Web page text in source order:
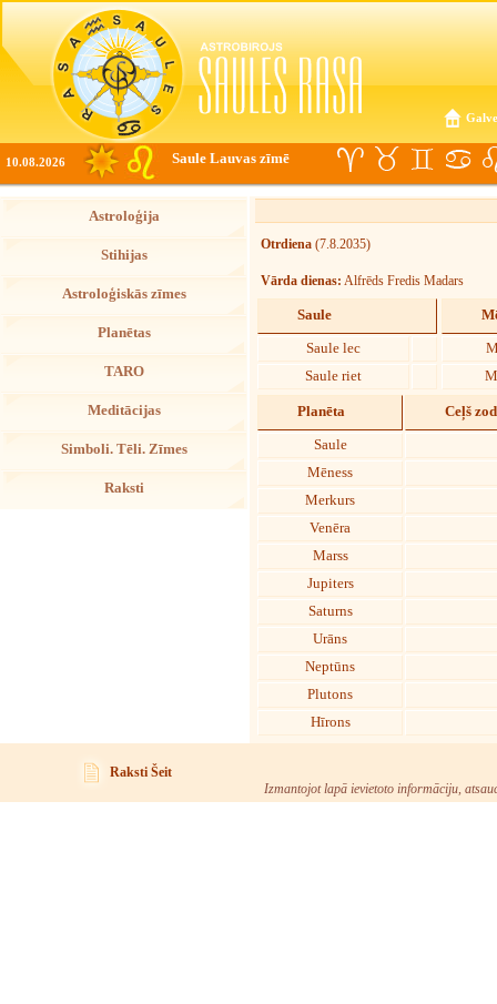
10.08.2026 Saule Lauvas zīmē
Astroloģija
Stihijas
Astroloģiskās zīmes
Planētas
TARO
Meditācijas
Simboli. Tēli. Zīmes
Raksti
Otrdiena (7.8.2035)
Vārda dienas: Alfrēds Fredis Madars
Saule
Saule lec
Saule riet
Planēta Ceļš
Saule
Mēness
Merkurs
Venēra
Marss
Jupiters
Saturns
Urāns
Neptūns
Plutons
Hīrons
Raksti Šeit
Izmantojot lapā ievietoto informāciju,